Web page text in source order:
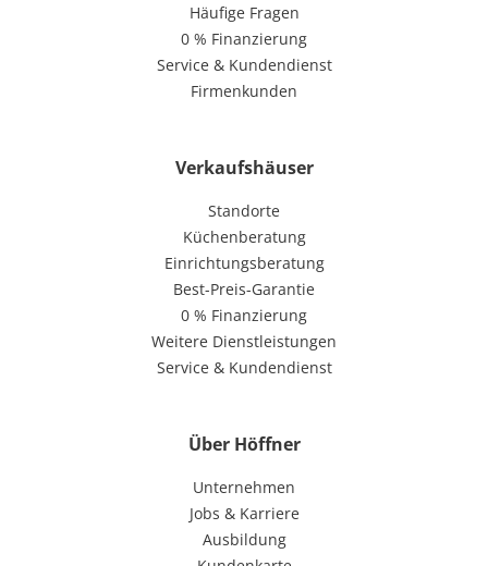
Häufige Fragen
0 % Finanzierung
Service & Kundendienst
Firmenkunden
Verkaufshäuser
Standorte
Küchenberatung
Einrichtungsberatung
Best-Preis-Garantie
0 % Finanzierung
Weitere Dienstleistungen
Service & Kundendienst
Über Höffner
Unternehmen
Jobs & Karriere
Ausbildung